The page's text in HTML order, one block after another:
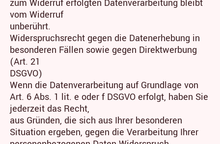
zum Widerruf erfolgten Datenverarbeitung bleibt
vom Widerruf
unberührt.
Widerspruchsrecht gegen die Datenerhebung in
besonderen Fällen sowie gegen Direktwerbung
(Art. 21
DSGVO)
Wenn die Datenverarbeitung auf Grundlage von
Art. 6 Abs. 1 lit. e oder f DSGVO erfolgt, haben Sie
jederzeit das Recht,
aus Gründen, die sich aus Ihrer besonderen
Situation ergeben, gegen die Verarbeitung Ihrer